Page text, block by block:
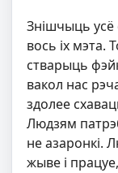
Знішчыць усё
вось іх мэта.
стварыць
вакол нас
здолее
Людзям
не азаронкі.
жыве і